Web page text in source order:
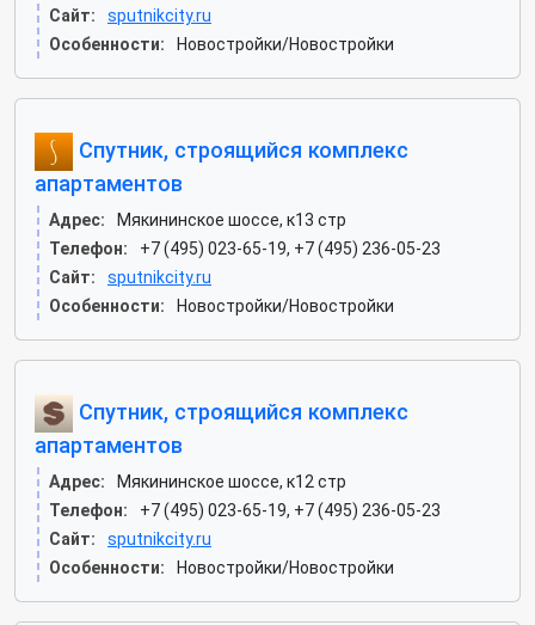
Сайт:
sputnikcity.ru
Особенности:
Новостройки/Новостройки
Спутник, строящийся комплекс
апартаментов
Адрес:
Мякининское шоссе, к13 стр
Телефон:
+7 (495) 023-65-19, +7 (495) 236-05-23
Сайт:
sputnikcity.ru
Особенности:
Новостройки/Новостройки
Спутник, строящийся комплекс
апартаментов
Адрес:
Мякининское шоссе, к12 стр
Телефон:
+7 (495) 023-65-19, +7 (495) 236-05-23
Сайт:
sputnikcity.ru
Особенности:
Новостройки/Новостройки